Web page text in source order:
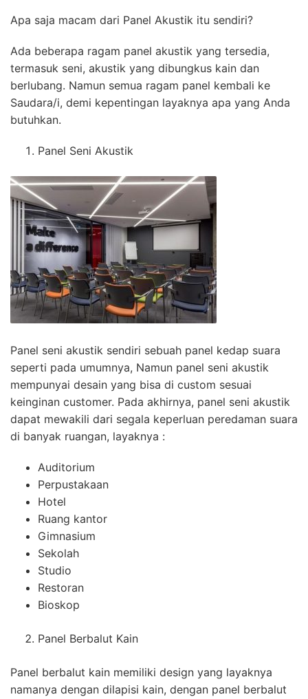
Apa saja macam dari Panel Akustik itu sendiri?
Ada beberapa ragam panel akustik yang tersedia,
termasuk seni, akustik yang dibungkus kain dan
berlubang. Namun semua ragam panel kembali ke
Saudara/i, demi kepentingan layaknya apa yang Anda
butuhkan.
Panel Seni Akustik
Panel seni akustik sendiri sebuah panel kedap suara
seperti pada umumnya, Namun panel seni akustik
mempunyai desain yang bisa di custom sesuai
keinginan customer. Pada akhirnya, panel seni akustik
dapat mewakili dari segala keperluan peredaman suara
di banyak ruangan, layaknya :
Auditorium
Perpustakaan
Hotel
Ruang kantor
Gimnasium
Sekolah
Studio
Restoran
Bioskop
Panel Berbalut Kain
Panel berbalut kain memiliki design yang layaknya
namanya dengan dilapisi kain, dengan panel berbalut